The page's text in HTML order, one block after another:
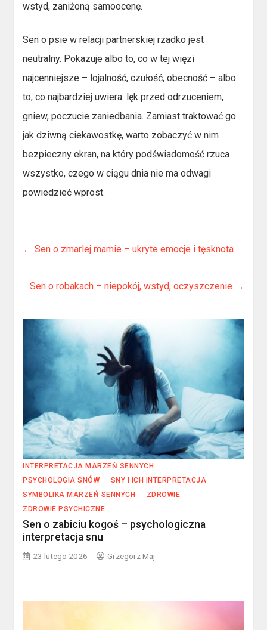
wstyd, zaniżoną samoocenę.
Sen o psie w relacji partnerskiej rzadko jest
neutralny. Pokazuje albo to, co w tej więzi
najcenniejsze – lojalność, czułość, obecność – albo
to, co najbardziej uwiera: lęk przed odrzuceniem,
gniew, poczucie zaniedbania. Zamiast traktować go
jak dziwną ciekawostkę, warto zobaczyć w nim
bezpieczny ekran, na który podświadomość rzuca
wszystko, czego w ciągu dnia nie ma odwagi
powiedzieć wprost.
← Sen o zmarlej mamie – ukryte emocje i tęsknota
Sen o robakach – niepokój, wstyd, oczyszczenie →
INTERPRETACJA MARZEŃ SENNYCH
PSYCHOLOGIA SNÓW
SNY I ICH INTERPRETACJA
SYMBOLIKA MARZEŃ SENNYCH
ZDROWIE
ZDROWIE PSYCHICZNE
Sen o zabiciu kogoś – psychologiczna
interpretacja snu
23 lutego 2026 Grzegorz Maj